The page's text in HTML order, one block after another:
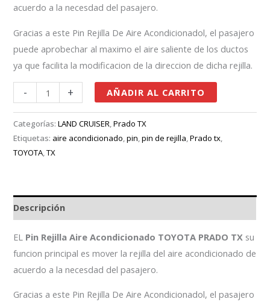
acuerdo a la necesdad del pasajero.
Gracias a este Pin Rejilla De Aire Acondicionadol, el pasajero
puede aprobechar al maximo el aire saliente de los ductos
ya que facilita la modificacion de la direccion de dicha rejilla.
- + AÑADIR AL CARRITO
Categorías:LAND CRUISER,Prado TX
Etiquetas: aire acondicionado,pin,pin de rejilla,Prado tx,
TOYOTA,TX
Descripción
EL Pin Rejilla Aire Acondicionado TOYOTA PRADO TX su
funcion principal es mover la rejilla del aire acondicionado de
acuerdo a la necesdad del pasajero.
Gracias a este Pin Rejilla De Aire Acondicionadol, el pasajero